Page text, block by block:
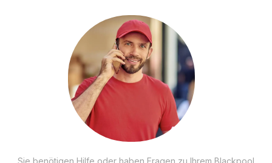
Sie benötigen Hilfe oder haben Fragen zu Ihrem Blackpool